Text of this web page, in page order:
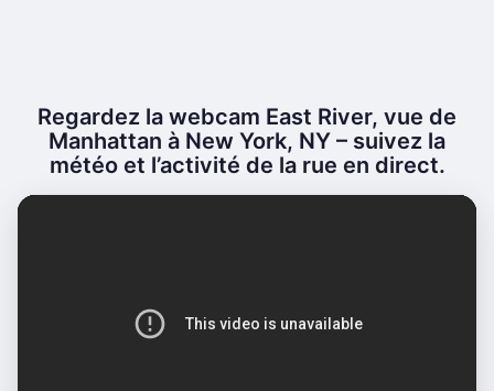
Regardez la webcam East River, vue de
Manhattan à New York, NY – suivez la
météo et l’activité de la rue en direct.